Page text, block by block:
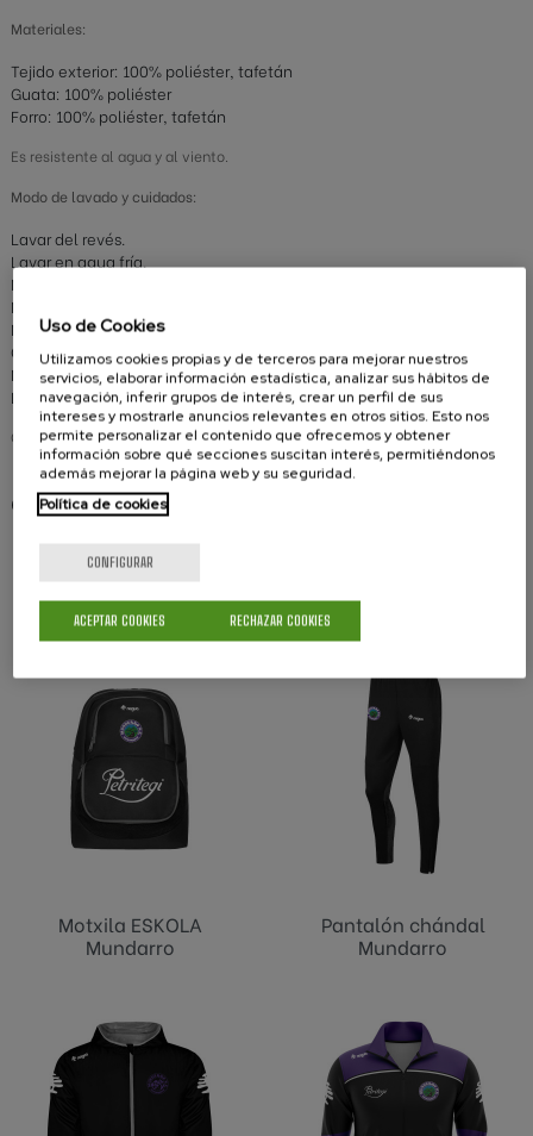
Materiales:
Tejido exterior: 100% poliéster, tafetán
Guata: 100% poliéster
Forro: 100% poliéster, tafetán
Es resistente al agua y al viento.
Modo de lavado y cuidados:
Lavar del revés.
Lavar en agua fría.
No planchar.
No secadora.
No lejía.
Cerrar cremallera.
No mezclar con materiales rugosos en la lavadora.
Lavar la chaqueta con la cremallera cerrada.
Certificado Oeko-Tex.
Compartir
TAMBIÉN PODRÍA INTERESARLE
Motxila ESKOLA
Mundarro
Pantalón chándal
Mundarro
Uso de Cookies
Utilizamos cookies propias y de terceros para mejorar nuestros
servicios, elaborar información estadística, analizar sus hábitos de
navegación, inferir grupos de interés, crear un perfil de sus
intereses y mostrarle anuncios relevantes en otros sitios. Esto nos
permite personalizar el contenido que ofrecemos y obtener
información sobre qué secciones suscitan interés, permitiéndonos
además mejorar la página web y su seguridad.
Política de cookies
CONFIGURAR
RECHAZAR COOKIES
ACEPTAR COOKIES